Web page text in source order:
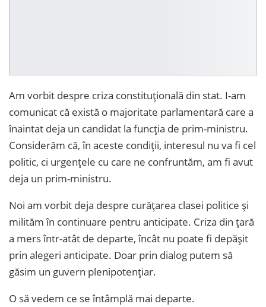
Am vorbit despre criza constituțională din stat. I-am
comunicat că există o majoritate parlamentară care a
înaintat deja un candidat la funcția de prim-ministru.
Considerăm că, în aceste condiții, interesul nu va fi cel
politic, ci urgențele cu care ne confruntăm, am fi avut
deja un prim-ministru.
Noi am vorbit deja despre curățarea clasei politice și
milităm în continuare pentru anticipate. Criza din țară
a mers într-atât de departe, încât nu poate fi depășit
prin alegeri anticipate. Doar prin dialog putem să
găsim un guvern plenipotențiar.
O să vedem ce se întâmplă mai departe.